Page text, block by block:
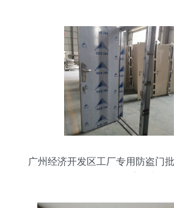
广州经济开发区工厂专用防盗门